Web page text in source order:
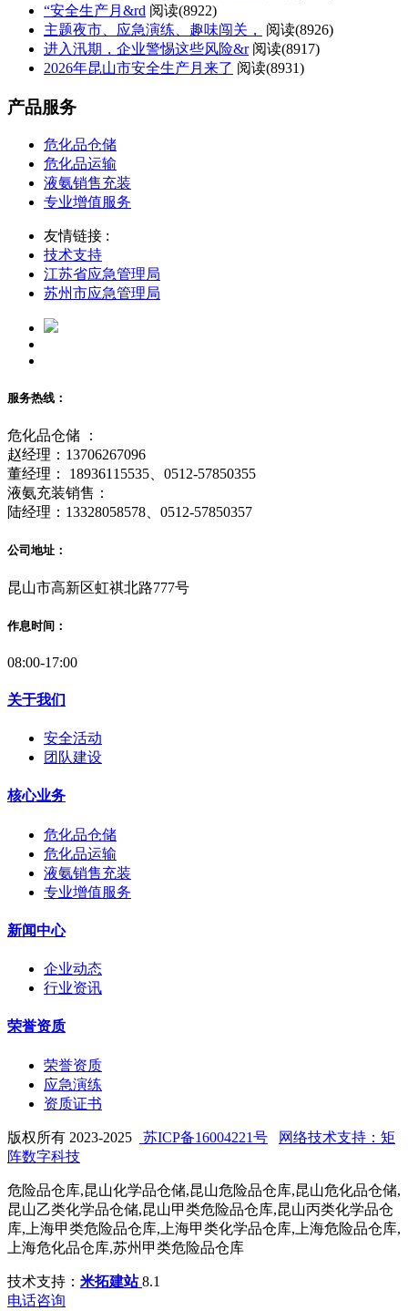
“安全生产月&rd 阅读(8922)
主题夜市、应急演练、趣味闯关，
阅读(8926)
进入汛期，企业警惕这些风险&r 阅读(8917)
2026年昆山市安全生产月来了 阅读(8931)
产品服务
危化品仓储
危化品运输
液氨销售充装
专业增值服务
友情链接 :
技术支持
江苏省应急管理局
苏州市应急管理局
服务热线：
危化品仓储 ：
赵经理：13706267096
董经理： 18936115535、0512-57850355
液氨充装销售：
陆经理：13328058578、0512-57850357
公司地址：
昆山市高新区虹祺北路777号
作息时间：
08:00-17:00
关于我们
安全活动
团队建设
核心业务
危化品仓储
危化品运输
液氨销售充装
专业增值服务
新闻中心
企业动态
行业资讯
荣誉资质
荣誉资质
应急演练
资质证书
版权所有 2023-2025 苏ICP备16004221号
网络技术支持：矩
阵数字科技
危险品仓库,昆山化学品仓储,昆山危险品仓库,昆山危化品仓储,
昆山乙类化学品仓储,昆山甲类危险品仓库,昆山丙类化学品仓
库,上海甲类危险品仓库,上海甲类化学品仓库,上海危险品仓库,
上海危化品仓库,苏州甲类危险品仓库
技术支持： 米拓建站8.1
电话咨询